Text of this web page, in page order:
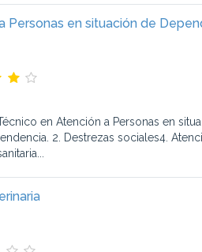
Personas en situación de
en Atención a Personas en
2. Destrezas sociales4.